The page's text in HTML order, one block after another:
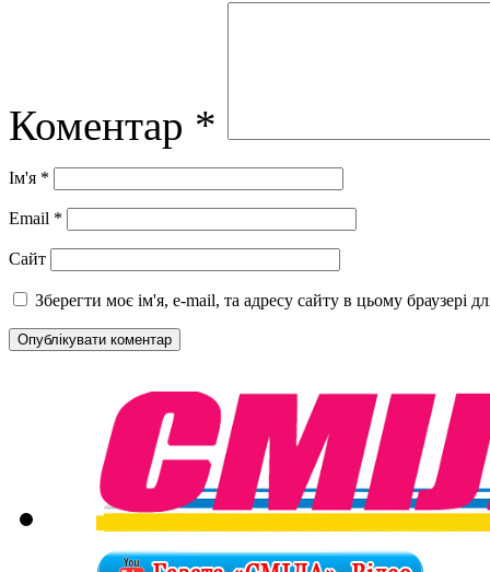
Коментар *
Ім'я *
Email *
Сайт
Зберегти моє ім'я, e-mail, та адресу сайту в цьому браузері